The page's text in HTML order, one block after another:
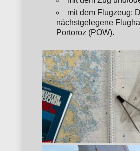
mit dem Flugzeug:
nächstgelegene
Portoroz (POW).